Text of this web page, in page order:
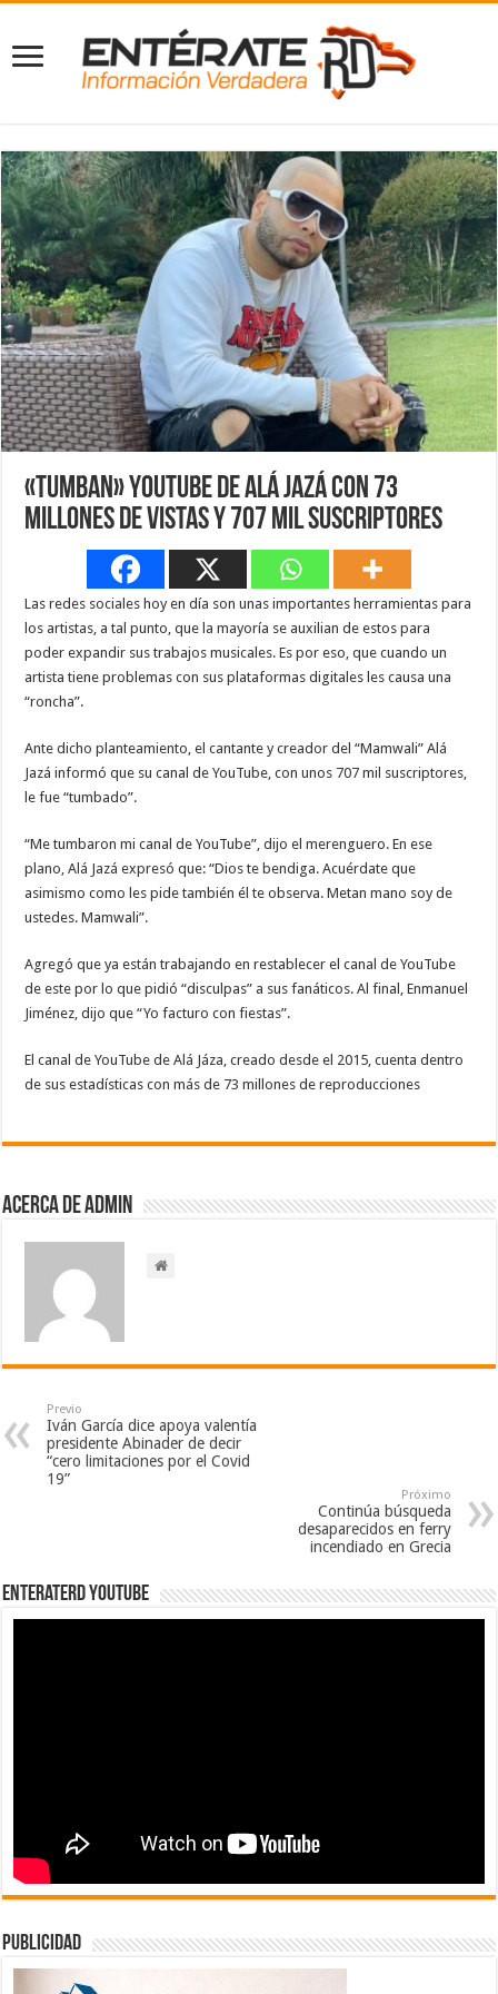
«Tumban» YouTube de Alá Jazá con 73
millones de vistas y 707 mil suscriptores
Las redes sociales hoy en día son unas importantes herramientas para
los artistas, a tal punto, que la mayoría se auxilian de estos para
poder expandir sus trabajos musicales. Es por eso, que cuando un
artista tiene problemas con sus plataformas digitales les causa una
“roncha”.
Ante dicho planteamiento, el cantante y creador del “Mamwali” Alá
Jazá informó que su canal de YouTube, con unos 707 mil suscriptores,
le fue “tumbado”.
“Me tumbaron mi canal de YouTube”, dijo el merenguero. En ese
plano, Alá Jazá expresó que: “Dios te bendiga. Acuérdate que
asimismo como les pide también él te observa. Metan mano soy de
ustedes. Mamwali”.
Agregó que ya están trabajando en restablecer el canal de YouTube
de este por lo que pidió “disculpas” a sus fanáticos. Al final, Enmanuel
Jiménez, dijo que “Yo facturo con fiestas”.
El canal de YouTube de Alá Jáza, creado desde el 2015, cuenta dentro
de sus estadísticas con más de 73 millones de reproducciones
Acerca de admin
Previo
Iván García dice apoya valentía
presidente Abinader de decir
“cero limitaciones por el Covid
19”
Próximo
Continúa búsqueda
desaparecidos en ferry
incendiado en Grecia
EnterateRD YOUTUBE
publicidad